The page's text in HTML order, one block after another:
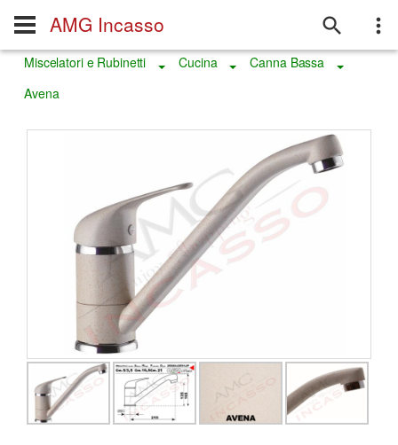
AMG Incasso
Miscelatori e Rubinetti Toggle Dropdown
Cucina Toggle Dropdown
Canna Bassa
Toggle
Avena